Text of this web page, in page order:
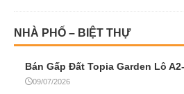
NHÀ PHỐ – BIỆT THỰ
Bán Gấp Đất Topia Garden Lô
09/07/2026